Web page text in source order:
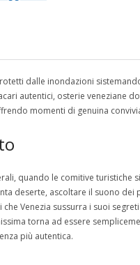
dalle inondazioni
autentici, osterie veneziane
momenti di genuina
quando le comitive
deserte, ascoltare il suono
che Venezia sussurra i suoi
torna ad essere
più autentica.